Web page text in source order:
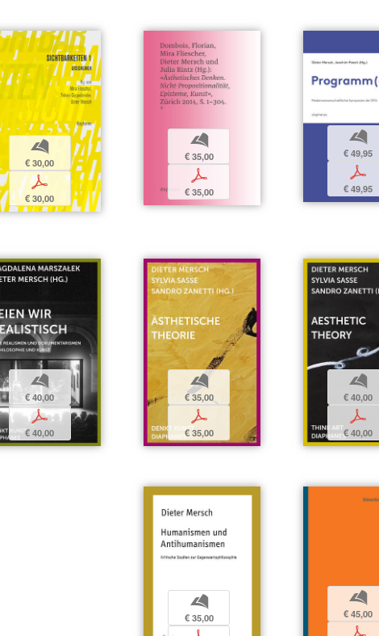
b
€ 30,00
p
€ 30,00
b
€ 35,00
p
€ 35,00
b
€ 49,95
p
€ 49,95
b
€ 40,00
p
€ 40,00
b
€ 35,00
p
€ 35,00
b
€ 40,00
p
€ 40,00
b
€ 35,00
b
€ 45,00